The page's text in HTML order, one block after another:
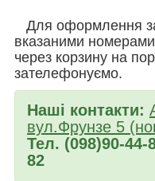
Для оформлення
вказаними
через корзину на
зателефонуємо.
Наші контакти:
вул.Фрунзе 5
Тел. (098)90-44-
82